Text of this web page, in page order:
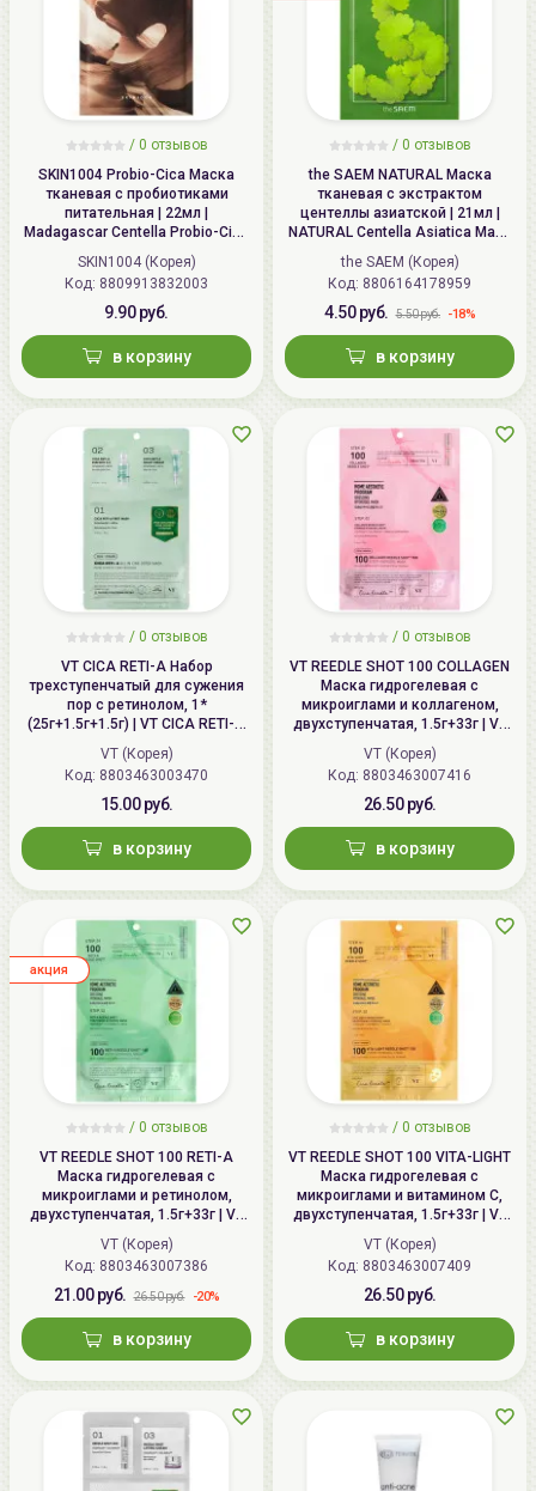
/ 0 отзывов
SKIN1004 Probio-Cica Маска
тканевая с пробиотиками
питательная | 22мл |
Madagascar Centella Probio-Cica
Nourishing Mask
SKIN1004 (Корея)
Код: 8809913832003
9.90 руб.
в корзину
/ 0 отзывов
the SAEM NATURAL Маска
тканевая с экстрактом
центеллы азиатской | 21мл |
NATURAL Centella Asiatica Mask
Sheet
the SAEM (Корея)
Код: 8806164178959
4.50 руб. 5.50 руб. -18%
в корзину
/ 0 отзывов
VT CICA RETI-A Набор
трехступенчатый для сужения
пор с ретинолом, 1*
(25г+1.5г+1.5г) | VT CICA RETI-A
All In One 3Step Mask
VT (Корея)
Код: 8803463003470
15.00 руб.
в корзину
/ 0 отзывов
VT REEDLE SHOT 100 COLLAGEN
Маска гидрогелевая с
микроиглами и коллагеном,
двухступенчатая, 1.5г+33г | VT
COLLAGEN REEDLE SHOT 100 2
Step Hydrogel Mask
VT (Корея)
Код: 8803463007416
26.50 руб.
в корзину
/ 0 отзывов
VT REEDLE SHOT 100 RETI-A
Маска гидрогелевая с
микроиглами и ретинолом,
двухступенчатая, 1.5г+33г | VT
RETI-A REEDLE SHOT 100 2 Step
Hydrogel Mask, Tightening
VT (Корея)
Код: 8803463007386
21.00 руб. 26.50 руб. -20%
в корзину
aкция
/ 0 отзывов
VT REEDLE SHOT 100 VITA-LIGHT
Маска гидрогелевая с
микроиглами и витамином С,
двухступенчатая, 1.5г+33г | VT
VITA-LIGHT REEDLE SHOT 100 2
Step Hydrogel Mask, Brightening
VT (Корея)
Код: 8803463007409
26.50 руб.
в корзину